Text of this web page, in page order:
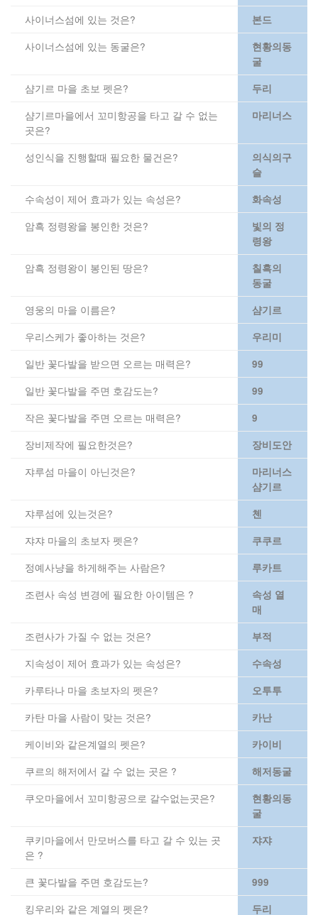
사이너스섬에 있는 것은? 본드
사이너스섬에 있는 동굴은?
현황의동
굴
샴기르 마을 초보 펫은? 두리
샴기르마을에서 꼬미항공을 타고 갈 수 없는
곳은?
마리너스
성인식을 진행할때 필요한 물건은?
의식의구
슬
수속성이 제어 효과가 있는 속성은? 화속성
암흑 정령왕을 봉인한 것은?
빛의 정
령왕
암흑 정령왕이 봉인된 땅은?
칠흑의
동굴
영웅의 마을 이름은? 샴기르
우리스케가 좋아하는 것은? 우리미
일반 꽃다발을 받으면 오르는 매력은? 99
일반 꽃다발을 주면 호감도는? 99
작은 꽃다발을 주면 오르는 매력은? 9
장비제작에 필요한것은? 장비도안
쟈루섬 마을이 아닌것은?
마리너스
샴기르
쟈루섬에 있는것은? 첸
쟈쟈 마을의 초보자 펫은? 쿠쿠르
정예사냥을 하게해주는 사람은? 루카트
조련사 속성 변경에 필요한 아이템은 ?
속성 열
매
조련사가 가질 수 없는 것은? 부적
지속성이 제어 효과가 있는 속성은? 수속성
카루타나 마을 초보자의 펫은? 오투투
카탄 마을 사람이 맞는 것은? 카난
케이비와 같은계열의 펫은? 카이비
쿠르의 해저에서 갈 수 없는 곳은 ? 해저동굴
쿠오마을에서 꼬미항공으로 갈수없는곳은?
현황의동
굴
쿠키마을에서 만모버스를 타고 갈 수 있는 곳
은 ?
쟈쟈
큰 꽃다발을 주면 호감도는? 999
킹우리와 같은 계열의 펫은? 두리